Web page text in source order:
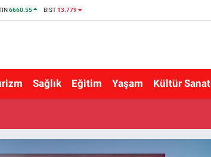
6660.55 BİST13.779
Sağlık Eğitim Yaşam Kültür Sanat